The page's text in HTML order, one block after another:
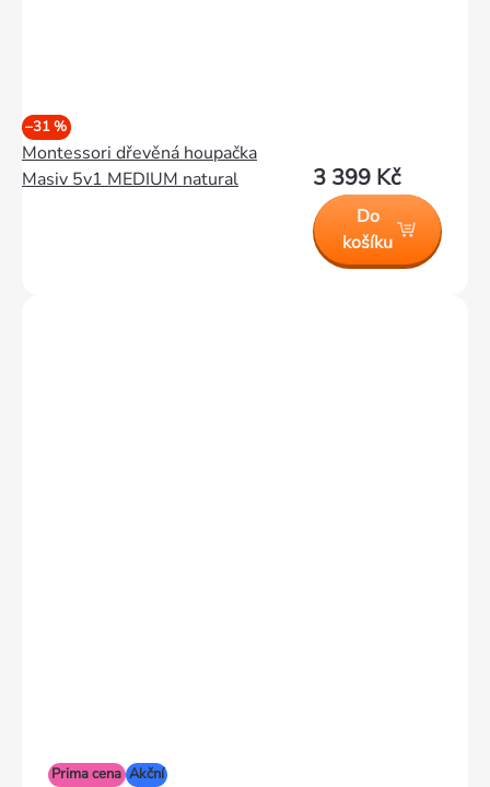
–31 %
Montessori dřevěná houpačka
Masiv 5v1 MEDIUM natural
3 399 Kč
Do
košíku
Prima cena Akční